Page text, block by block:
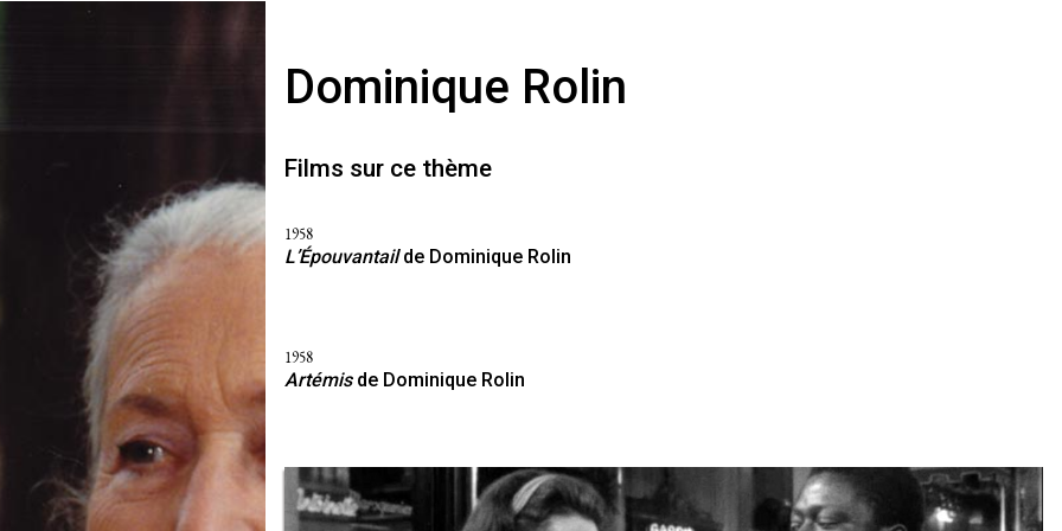
Dominique Rolin
Films sur ce thème
1958
L’Épouvantailde Dominique Rolin
1958
Artémisde Dominique Rolin